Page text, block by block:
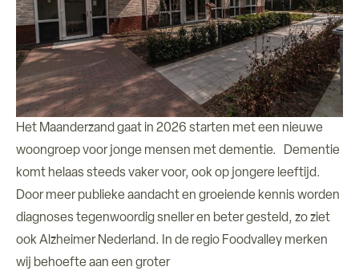
Het Maanderzand gaat in 2026 starten met een nieuwe
woongroep voor jonge mensen met dementie. Dementie
komt helaas steeds vaker voor, ook op jongere leeftijd.
Door meer publieke aandacht en groeiende kennis worden
diagnoses tegenwoordig sneller en beter gesteld, zo ziet
ook Alzheimer Nederland. In de regio Foodvalley merken
wij behoefte aan een groter